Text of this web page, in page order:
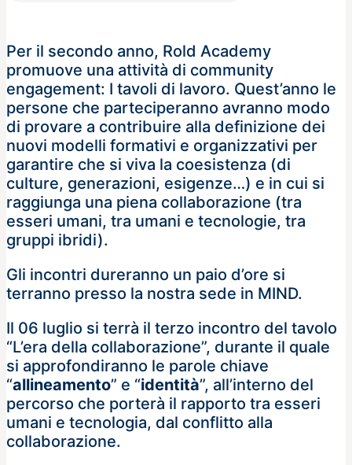
Per il secondo anno, Rold Academy
promuove una attività di community
engagement: I tavoli di lavoro. Quest’anno le
persone che parteciperanno avranno modo
di provare a contribuire alla definizione dei
nuovi modelli formativi e organizzativi per
garantire che si viva la coesistenza (di
culture, generazioni, esigenze…) e in cui si
raggiunga una piena collaborazione (tra
esseri umani, tra umani e tecnologie, tra
gruppi ibridi).
Gli incontri dureranno un paio d’ore si
terranno presso la nostra sede in MIND.
Il 06 luglio si terrà il terzo incontro del tavolo
“L’era della collaborazione”, durante il quale
si approfondiranno le parole chiave
“allineamento” e “identità”, all’interno del
percorso che porterà il rapporto tra esseri
umani e tecnologia, dal conflitto alla
collaborazione.